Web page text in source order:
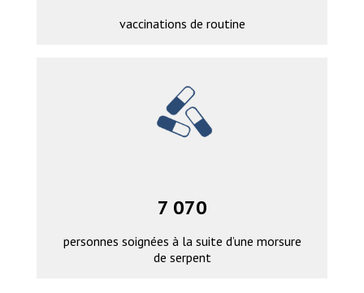
vaccinations de routine
7 070
personnes soignées à la suite d’une morsure
de serpent